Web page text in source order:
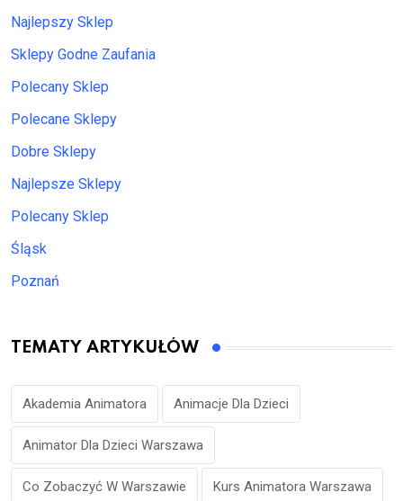
Najlepszy Sklep
Sklepy Godne Zaufania
Polecany Sklep
Polecane Sklepy
Dobre Sklepy
Najlepsze Sklepy
Polecany Sklep
Śląsk
Poznań
TEMATY ARTYKUŁÓW
Akademia Animatora Animacje Dla Dzieci
Animator Dla Dzieci Warszawa
Co Zobaczyć W Warszawie Kurs Animatora Warszawa